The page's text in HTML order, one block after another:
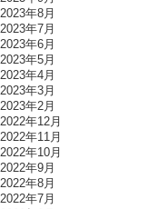
2023年8月
2023年7月
2023年6月
2023年5月
2023年4月
2023年3月
2023年2月
2022年12月
2022年11月
2022年10月
2022年9月
2022年8月
2022年7月